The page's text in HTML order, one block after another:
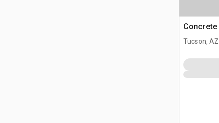
Concrete
Tucson, AZ